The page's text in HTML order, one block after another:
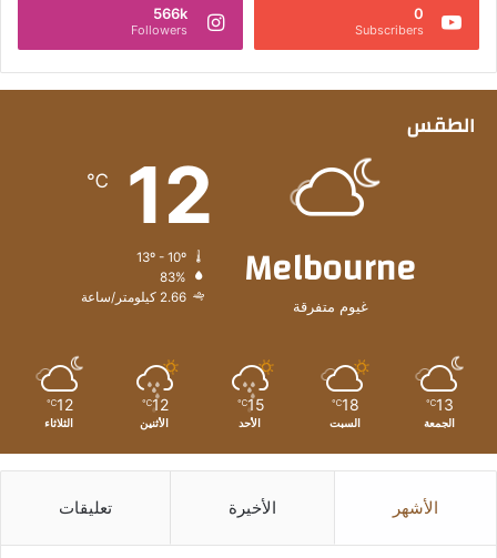
0
Subscribers
566k
Followers
الطقس
Melbourne
غيوم متفرقة
12
℃
83%
2.66 كيلومتر/ساعة
13
℃
الجمعة
18
℃
السبت
15
℃
الأحد
12
℃
الأثنين
12
℃
الثلاثاء
الأشهر الأخيرة تعليقات